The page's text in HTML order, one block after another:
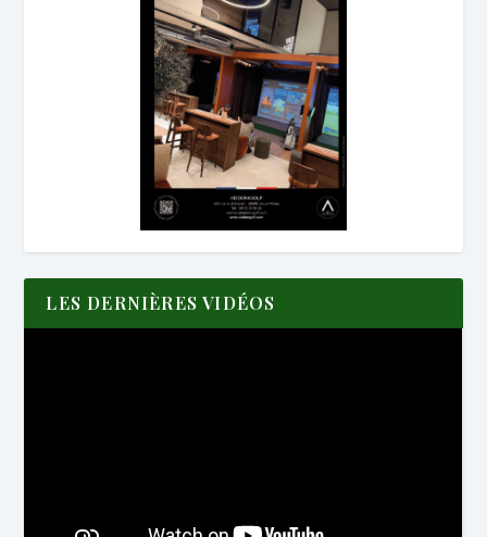
LES DERNIÈRES VIDÉOS